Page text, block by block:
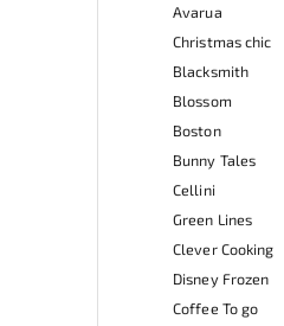
Avarua
Christmas chic
Blacksmith
Blossom
Boston
Bunny Tales
Cellini
Green Lines
Clever Cooking
Disney Frozen
Coffee To go